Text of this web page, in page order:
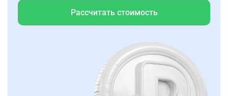
Рассчитать стоимость